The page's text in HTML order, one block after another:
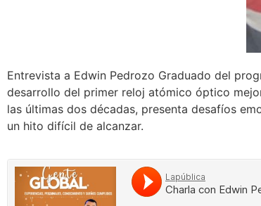
Entrevista a Edwin Pedrozo Graduado del
desarrollo del primer reloj atómico óptico
las últimas dos décadas, presenta desafíos
un hito difícil de alcanzar.